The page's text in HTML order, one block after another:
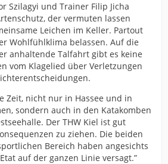
Szilagyi und Trainer Filip Jicha
der vermuten lassen
Leichen im Keller. Partout
Wohlfühlklima belassen. Auf die
anhaltende Talfahrt gibt es keine
vom Klagelied über Verletzungen
Zeit, nicht nur in Hassee und in
sondern auch in den Katakomben
Der THW Kiel ist gut
zu ziehen. Die beiden
Bereich haben angesichts
auf der ganzen Linie versagt.”